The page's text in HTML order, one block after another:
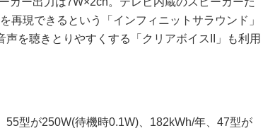
再現できるという「インフィニットサラウンド」
を聴きとりやすくする「クリアボイスII」も利用
型が250W(待機時0.1W)、182kWh/年、47型が